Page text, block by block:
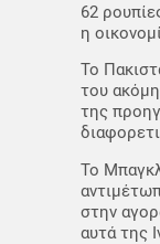
62
η
Το
του
της
Το
στην
αυτά της